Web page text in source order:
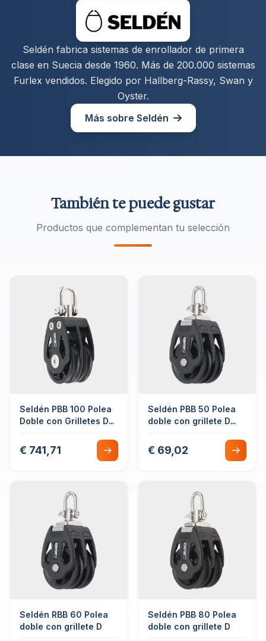
Seldén fabrica sistemas de enrollador de primera
clase en Suecia desde 1960. Más de 200.000 sistemas
Furlex vendidos. Elegido por Hallberg-Rassy, Swan y
Oyster.
Más sobre Seldén
También te puede gustar
Productos que complementan tu selección
Seldén PBB 100 Polea
Doble con Grilletes D
€ 741,71
Seldén PBB 50 Polea
doble con grillete D
€ 69,02
Seldén RBB 60 Polea
doble con grillete D
Seldén PBB 80 Polea
doble con grillete D